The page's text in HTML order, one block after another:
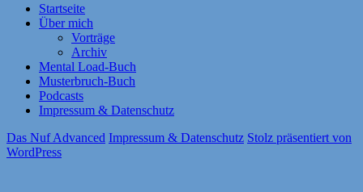
Startseite
Über mich
Vorträge
Archiv
Mental Load-Buch
Musterbruch-Buch
Podcasts
Impressum & Datenschutz
Das Nuf Advanced Impressum & Datenschutz Stolz präsentiert von
WordPress